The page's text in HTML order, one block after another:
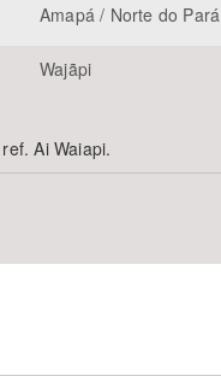
Amapá / Norte do Pará
Wajãpi
Ai Waiapi.